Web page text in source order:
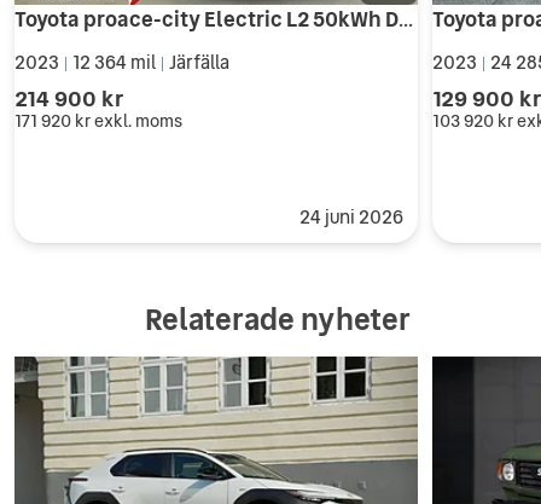
Toyota proace-city Electric L2 50kWh Drag B-Kam CARPLAY Moms
2023 12 364 mil Järfälla
214 900 kr
171 920 krexkl. moms
24 juni 2026
2023 24
129 900 kr
103 920 kr
Relaterade nyheter